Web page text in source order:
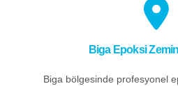
Biga Epoksi
Biga bölgesinde profesyonel